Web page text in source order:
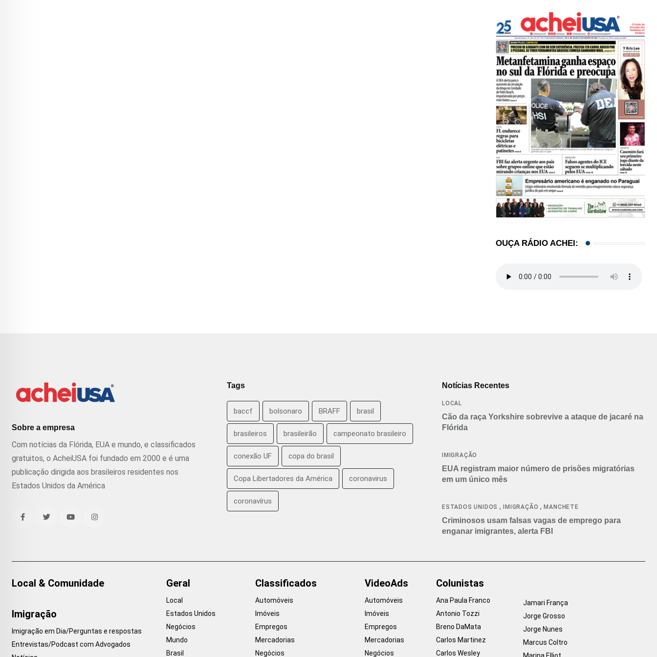
OUÇA RÁDIO ACHEI:
Sobre a empresa
Com notícias da Flórida, EUA e mundo, e classificados
gratuitos, o AcheiUSA foi fundado em 2000 e é uma
publicação dirigida aos brasileiros residentes nos
Estados Unidos da América
Tags
baccf bolsonaro BRAFF brasil
brasileiros brasileirão campeonato brasileiro
conexão UF copa do brasil
Copa Libertadores da América coronavirus
coronavírus
Notícias Recentes
LOCAL
Cão da raça Yorkshire sobrevive a ataque de jacaré na
Flórida
IMIGRAÇÃO
EUA registram maior número de prisões migratórias
em um único mês
ESTADOS UNIDOS , IMIGRAÇÃO ,MANCHETE
Criminosos usam falsas vagas de emprego para
enganar imigrantes, alerta FBI
Local & Comunidade
Imigração
Imigração em Dia/Perguntas e respostas
Entrevistas/Podcast com Advogados
Geral
Local
Estados Unidos
Negócios
Mundo
Brasil
Classificados
Automóveis
Imóveis
Empregos
Mercadorias
Negócios
VideoAds
Automóveis
Imóveis
Empregos
Mercadorias
Negócios
Colunistas
Ana Paula Franco
Antonio Tozzi
Breno DaMata
Carlos Martinez
Carlos Wesley
Jamari França
Jorge Grosso
Jorge Nunes
Marcus Coltro